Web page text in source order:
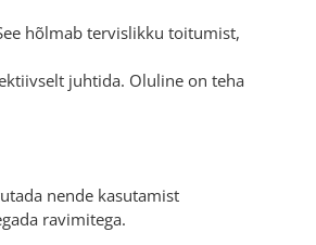
hõlmab tervislikku toitumist,
juhtida. Oluline on teha
nende kasutamist
ravimitega.